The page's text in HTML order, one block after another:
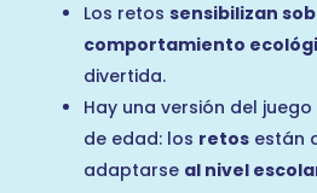
Los retos sensibilizan
comportamiento
divertida.
Hay una versión del
de edad: los retosestán
adaptarse al nivel